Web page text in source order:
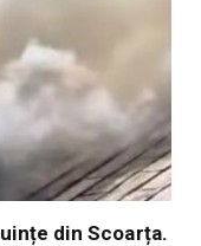
din Scoarța.